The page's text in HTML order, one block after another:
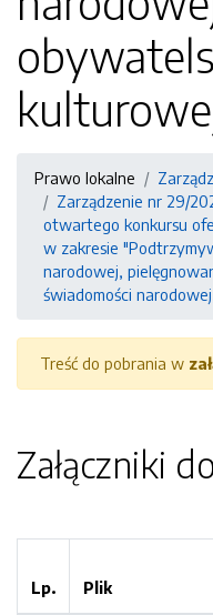
Prawo lokalne
Zarządzenie nr 29/
otwartego konkursu
w zakresie
narodowej,
świadomości
Treść do pobrania w
Załączniki
Lp. Plik